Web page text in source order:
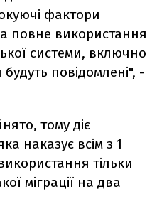
фактори
повне використання
системи, включно
повідомлені", -
тому діє
наказує всім з 1
тільки
міграції на два